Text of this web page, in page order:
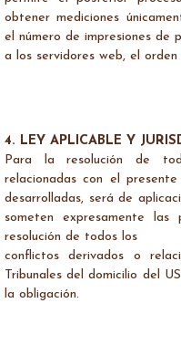
obtener mediciones
el número de impresiones de
a los servidores web, el
4. LEY APLICABLE Y
Para la resolución de
relacionadas con el
desarrolladas, será de
someten expresamente
resolución de todos los
conflictos derivados o
Tribunales del domicilio del
la obligación.